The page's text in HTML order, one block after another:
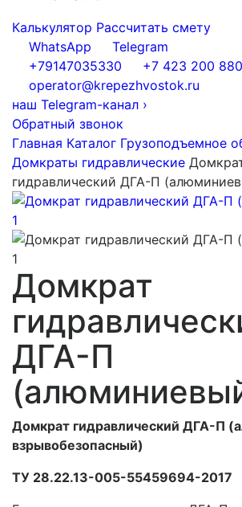
Калькулятор Рассчитать смету
WhatsApp
Telegram
+79147035330
+7 423 200
operator@krepezhvostok.ru
наш Telegram-канал ›
Обратный звонок
Главная Каталог Грузоподъемное
Домкраты гидравлические
гидравлический ДГА-П
Домкрат
ДГА-П
Домкрат гидравлический ДГА-П
взрывобезопасный)
ТУ 28.22.13-005-55459694-2017